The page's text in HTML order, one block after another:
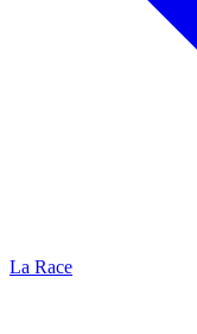
La Race